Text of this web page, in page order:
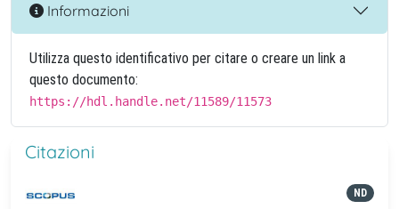
Informazioni
Utilizza questo identificativo per citare o creare un link a
questo documento:
https://hdl.handle.net/11589/11573
Citazioni
ND